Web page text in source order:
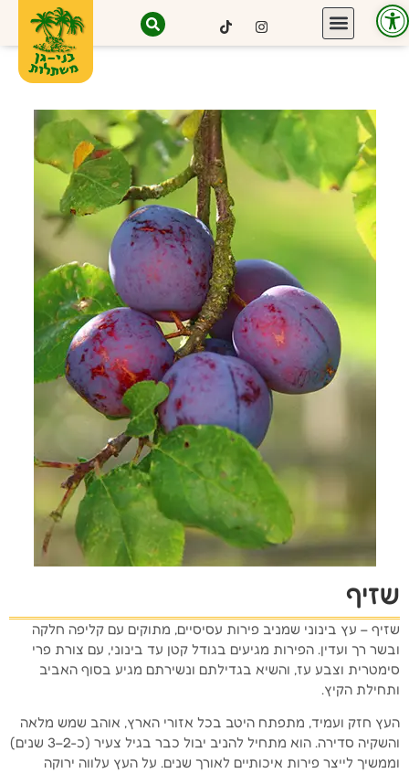
שזיף
שזיף – עץ בינוני שמניב פירות עסיסיים, מתוקים עם קליפה חלקה
ובשר רך ועדין. הפירות מגיעים בגודל קטן עד בינוני, עם צורת פרי
סימטרית וצבע עז, והשיא בגדילתם ונשירתם מגיע בסוף האביב
ותחילת הקיץ.
העץ חזק ועמיד, מתפתח היטב בכל אזורי הארץ, אוהב שמש מלאה
והשקיה סדירה. הוא מתחיל להניב יבול כבר בגיל צעיר (כ-2–3 שנים)
וממשיך לייצר פירות איכותיים לאורך שנים. על העץ עלווה ירוקה